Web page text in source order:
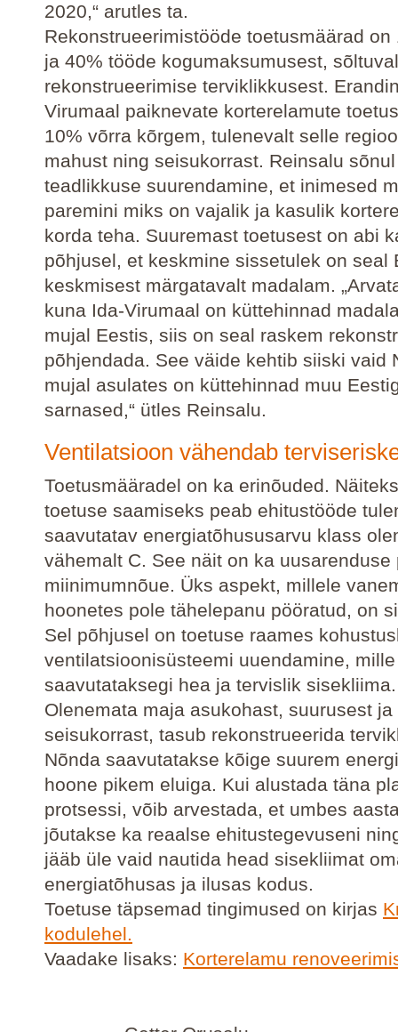
2020,“ arutles ta.
Rekonstrueerimistööde toetusmäärad on
ja 40% tööde kogumaksumusest,
rekonstrueerimise terviklikkusest.
Virumaal paiknevate korterelamute
10% võrra kõrgem, tulenevalt selle
mahust ning seisukorrast. Reinsalu
teadlikkuse suurendamine, et inimesed
paremini miks on vajalik ja kasulik
korda teha. Suuremast toetusest on abi
põhjusel, et keskmine sissetulek on seal
keskmisest märgatavalt madalam.
kuna Ida-Virumaal on küttehinnad
mujal Eestis, siis on seal raskem
põhjendada. See väide kehtib siiski vaid
mujal asulates on küttehinnad muu
sarnased,“ ütles Reinsalu.
Ventilatsioon vähendab
Toetusmääradel on ka erinõuded.
toetuse saamiseks peab ehitustööde
saavutatav energiatõhususarvu klass
vähemalt C. See näit on ka uusarenduse
miinimumnõue. Üks aspekt, millele
hoonetes pole tähelepanu pööratud, on
Sel põhjusel on toetuse raames
ventilatsioonisüsteemi uuendamine,
saavutataksegi hea ja tervislik sisekliima.
Olenemata maja asukohast, suurusest ja
seisukorrast, tasub rekonstrueerida
Nõnda saavutatakse kõige suurem
hoone pikem eluiga. Kui alustada täna
protsessi, võib arvestada, et umbes
jõutakse ka reaalse ehitustegevuseni
jääb üle vaid nautida head sisekliimat
energiatõhusas ja ilusas kodus.
Toetuse täpsemad tingimused on kirjas
kodulehel.
Vaadake lisaks: Korterelamu